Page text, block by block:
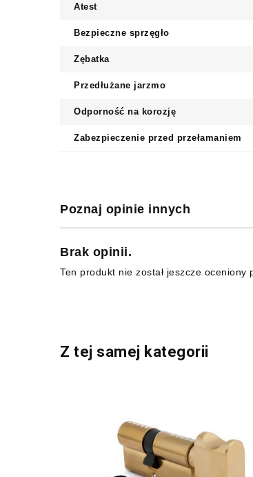
Atest
Bezpieczne sprzęgło
Zębatka
Przedłużane jarzmo
Odporność na korozję
Zabezpieczenie przed przełamaniem
Poznaj opinie innych
Brak opinii.
Ten produkt nie został jeszcze oceniony
Z tej samej kategorii